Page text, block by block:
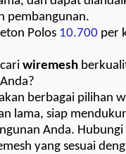
pembangunan.
Polos 10.700 per
wiremesh
berbagai pilihan
lama, siap
Anda.
yang sesuai